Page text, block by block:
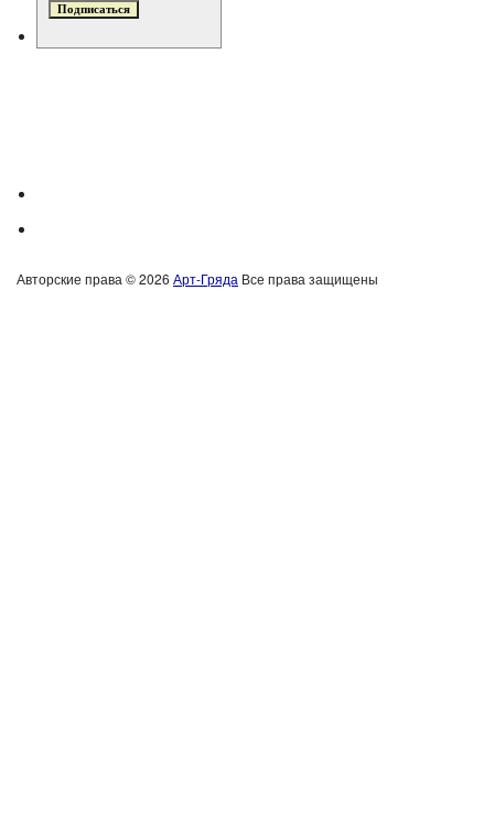
Авторские права © 2026 Арт-Гряда Все права защищены